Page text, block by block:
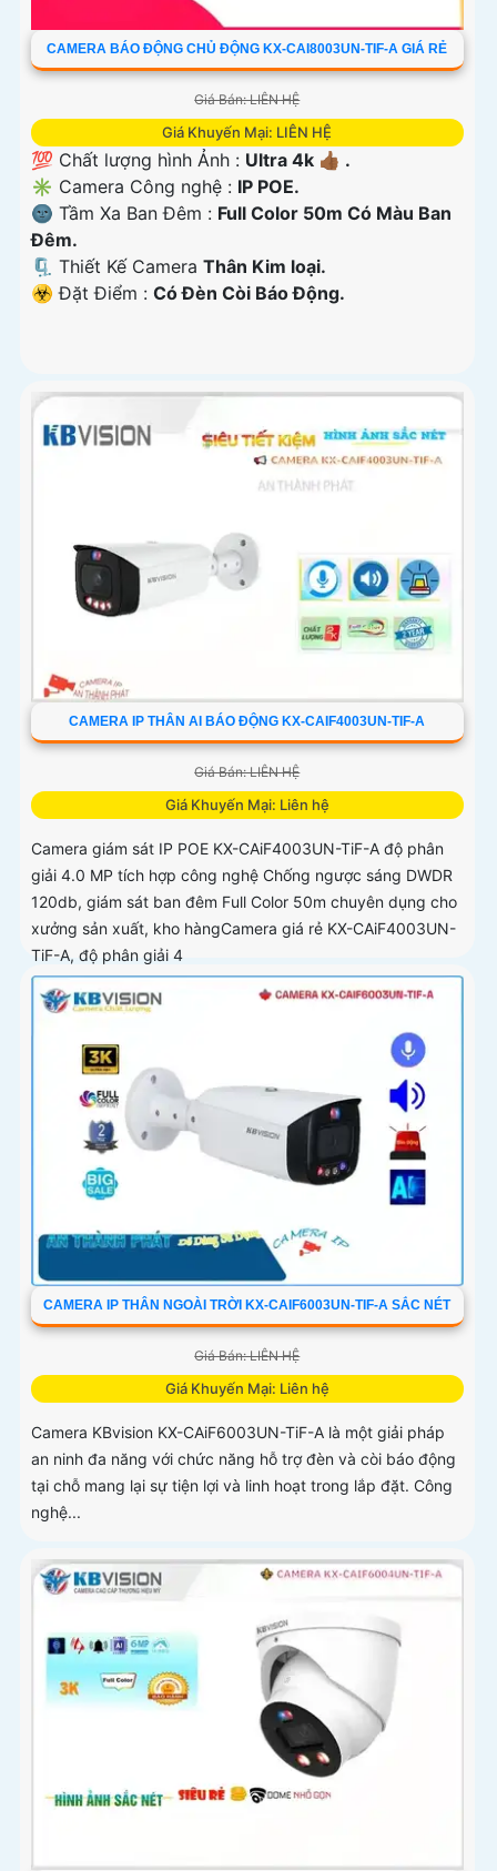
CAMERA BÁO ĐỘNG CHỦ ĐỘNG KX-CAI8003UN-TIF-A GIÁ RẺ
Giá Bán: LIÊN HỆ
Giá Khuyến Mại: LIÊN HỆ
💯 Chất lượng hình Ảnh : Ultra 4k 👍🏾 .
✳️ Camera Công nghệ : IP POE.
🌚 Tầm Xa Ban Đêm : Full Color 50m Có Màu Ban
Ðêm.
🗜️ Thiết Kế Camera Thân Kim loại.
️☣️ Đặt Điểm : Có Ðèn Còi Báo Động.
CAMERA IP THÂN AI BÁO ĐỘNG KX-CAIF4003UN-TIF-A
Giá Bán: LIÊN HỆ
Giá Khuyến Mại: Liên hệ
Camera giám sát IP POE KX-CAiF4003UN-TiF-A độ phân
giải 4.0 MP tích hợp công nghệ Chống ngược sáng DWDR
120db, giám sát ban đêm Full Color 50m chuyên dụng cho
xưởng sản xuất, kho hàngCamera giá rẻ KX-CAiF4003UN-
TiF-A, độ phân giải 4
CAMERA IP THÂN NGOÀI TRỜI KX-CAIF6003UN-TIF-A SẮC NÉT
Giá Bán: LIÊN HỆ
Giá Khuyến Mại: Liên hệ
Camera KBvision KX-CAiF6003UN-TiF-A là một giải pháp
an ninh đa năng với chức năng hỗ trợ đèn và còi báo động
tại chỗ mang lại sự tiện lợi và linh hoạt trong lắp đặt. Công
nghệ...